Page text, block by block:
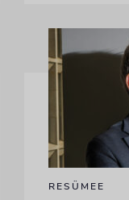
RESÜMEE